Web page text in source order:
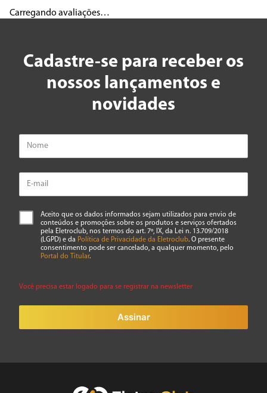
Carregando avaliações…
Cadastre-se para receber os
nossos lançamentos e
novidades
Aceito que os dados informados sejam utilizados para envio de
conteúdos e promoções sobre os produtos e serviços ofertados
pela Eletroclub, nos termos do art. 7º, IX, da Lei n. 13.709/2018
(LGPD) e da Política de Privacidade da Eletroclub. O presente
consentimento pode ser cancelado, a qualquer momento, pelo
Portal do Titular.
Você precisa estar logado para se registrar na newsletter
Assinar